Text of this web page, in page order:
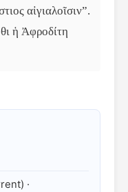
αἰγιαλοῖσιν”.
ἡ Ἀφροδίτη
·